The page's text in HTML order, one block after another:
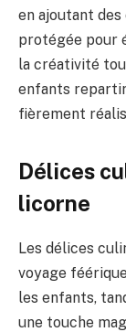
en ajoutant
protégée pour
la créativité
enfants
fièrement
Délices
licorne
Les délices
voyage
les enfants,
une touche